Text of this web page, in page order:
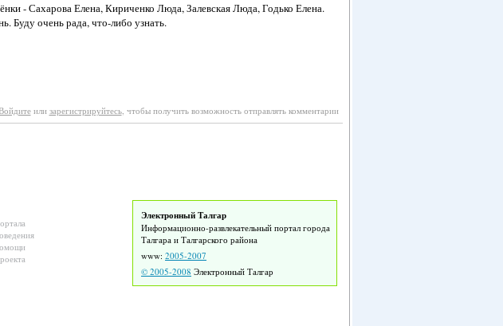
- Сахарова Елена, Кириченко Люда, Залевская Люда, Годько Елена.
Буду очень рада, что-либо узнать.
или зарегистрируйтесь, чтобы получить возможность отправлять комментарии
Электронный Талгар
Информационно-развлекательный портал города
Талгара и Талгарского района
www: 2005-2007
© 2005-2008 Электронный Талгар